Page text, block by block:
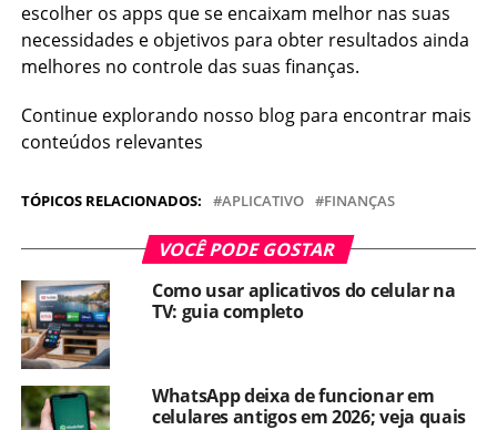
escolher os apps que se encaixam melhor nas suas
necessidades e objetivos para obter resultados ainda
melhores no controle das suas finanças.
Continue explorando nosso blog para encontrar mais
conteúdos relevantes
TÓPICOS RELACIONADOS: APLICATIVO FINANÇAS
VOCÊ PODE GOSTAR
Como usar aplicativos do celular na
TV: guia completo
WhatsApp deixa de funcionar em
celulares antigos em 2026; veja quais